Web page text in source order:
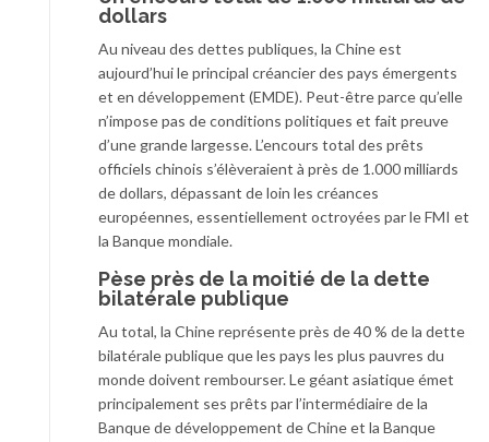
dollars
Au niveau des dettes publiques, la Chine est
aujourd’hui le principal créancier des pays émergents
et en développement (EMDE). Peut-être parce qu’elle
n’impose pas de conditions politiques et fait preuve
d’une grande largesse. L’encours total des prêts
officiels chinois s’élèveraient à près de 1.000 milliards
de dollars, dépassant de loin les créances
européennes, essentiellement octroyées par le FMI et
la Banque mondiale.
Pèse près de la moitié de la dette
bilatérale publique
Au total, la Chine représente près de 40 % de la dette
bilatérale publique que les pays les plus pauvres du
monde doivent rembourser. Le géant asiatique émet
principalement ses prêts par l’intermédiaire de la
Banque de développement de Chine et la Banque